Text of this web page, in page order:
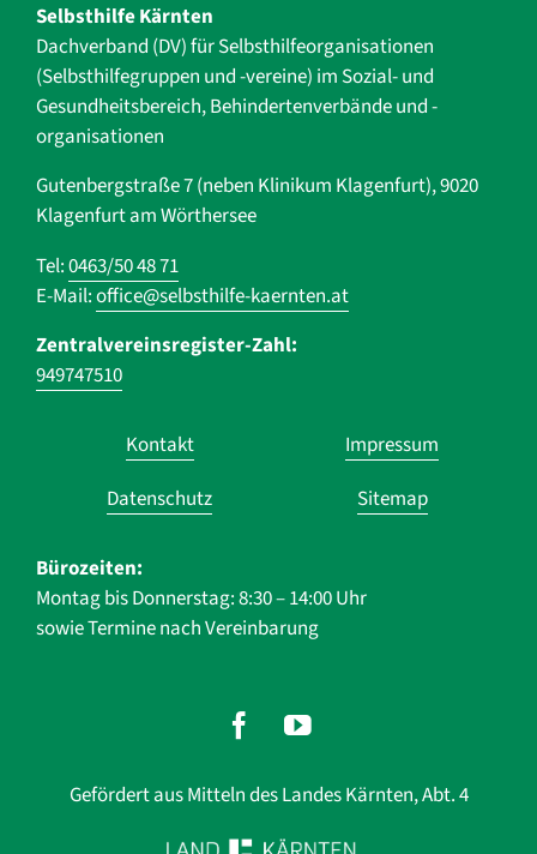
Selbsthilfe Kärnten
Dachverband (DV) für Selbsthilfe­organisationen
(Selbsthilfegruppen und -vereine) im Sozial- und
Gesundheits­bereich, ­Behindertenverbände und ­-
organisationen
Gutenbergstraße 7 (neben Klinikum Klagenfurt), 9020
Klagenfurt am Wörthersee
Tel:0463/50 48 71
E-Mail:office@selbsthilfe-kaernten.at
Zentralvereinsregister-Zahl:
949747510
Navigation
überspringen
Kontakt
Impressum
Datenschutz
Sitemap
Bürozeiten:
Montag bis Donnerstag: 8:30 – 14:00 Uhr
sowie Termine nach Vereinbarung
Gefördert aus Mitteln des Landes Kärnten, Abt. 4